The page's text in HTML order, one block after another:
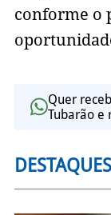
conforme o
Quer
Tubarão e
DESTAQUES